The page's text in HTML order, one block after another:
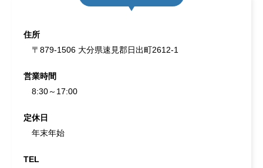
住所
〒879-1506 大分県速見郡日出町2612-1
営業時間
8:30～17:00
定休日
年末年始
TEL